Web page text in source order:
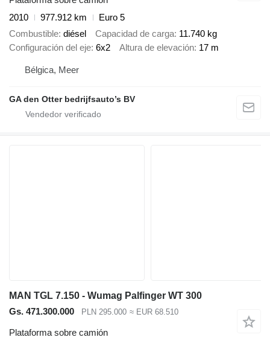
2010
977.912 km
Euro 5
Combustible diésel Capacidad de carga 11.740 kg
Configuración del eje 6x2 Altura de elevación 17 m
Bélgica, Meer
GA den Otter bedrijfsauto’s BV
MAN TGL 7.150 - Wumag Palfinger WT 300
Gs. 471.300.000
PLN 295.000 ≈ EUR 68.510
Plataforma sobre camión